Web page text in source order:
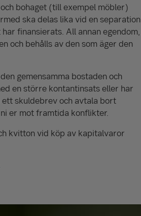
bohaget (till exempel möbler)
ska delas lika vid en separation
finansierats. All annan egendom,
och behålls av den som äger den
gemen­samma bostaden och
en större kontant­insats eller har
skulde­brev och avtala bort
er mot framtida konflikter.
kvitton vid köp av kapitalvaror